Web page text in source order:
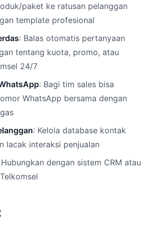
paket ke ratusan pelanggan
template profesional
: Balas otomatis pertanyaan
tentang kuota, promo, atau
24/7
: Bagi tim sales bisa
WhatsApp bersama dengan
: Kelola database kontak
lacak interaksi penjualan
Hubungkan dengan sistem CRM atau